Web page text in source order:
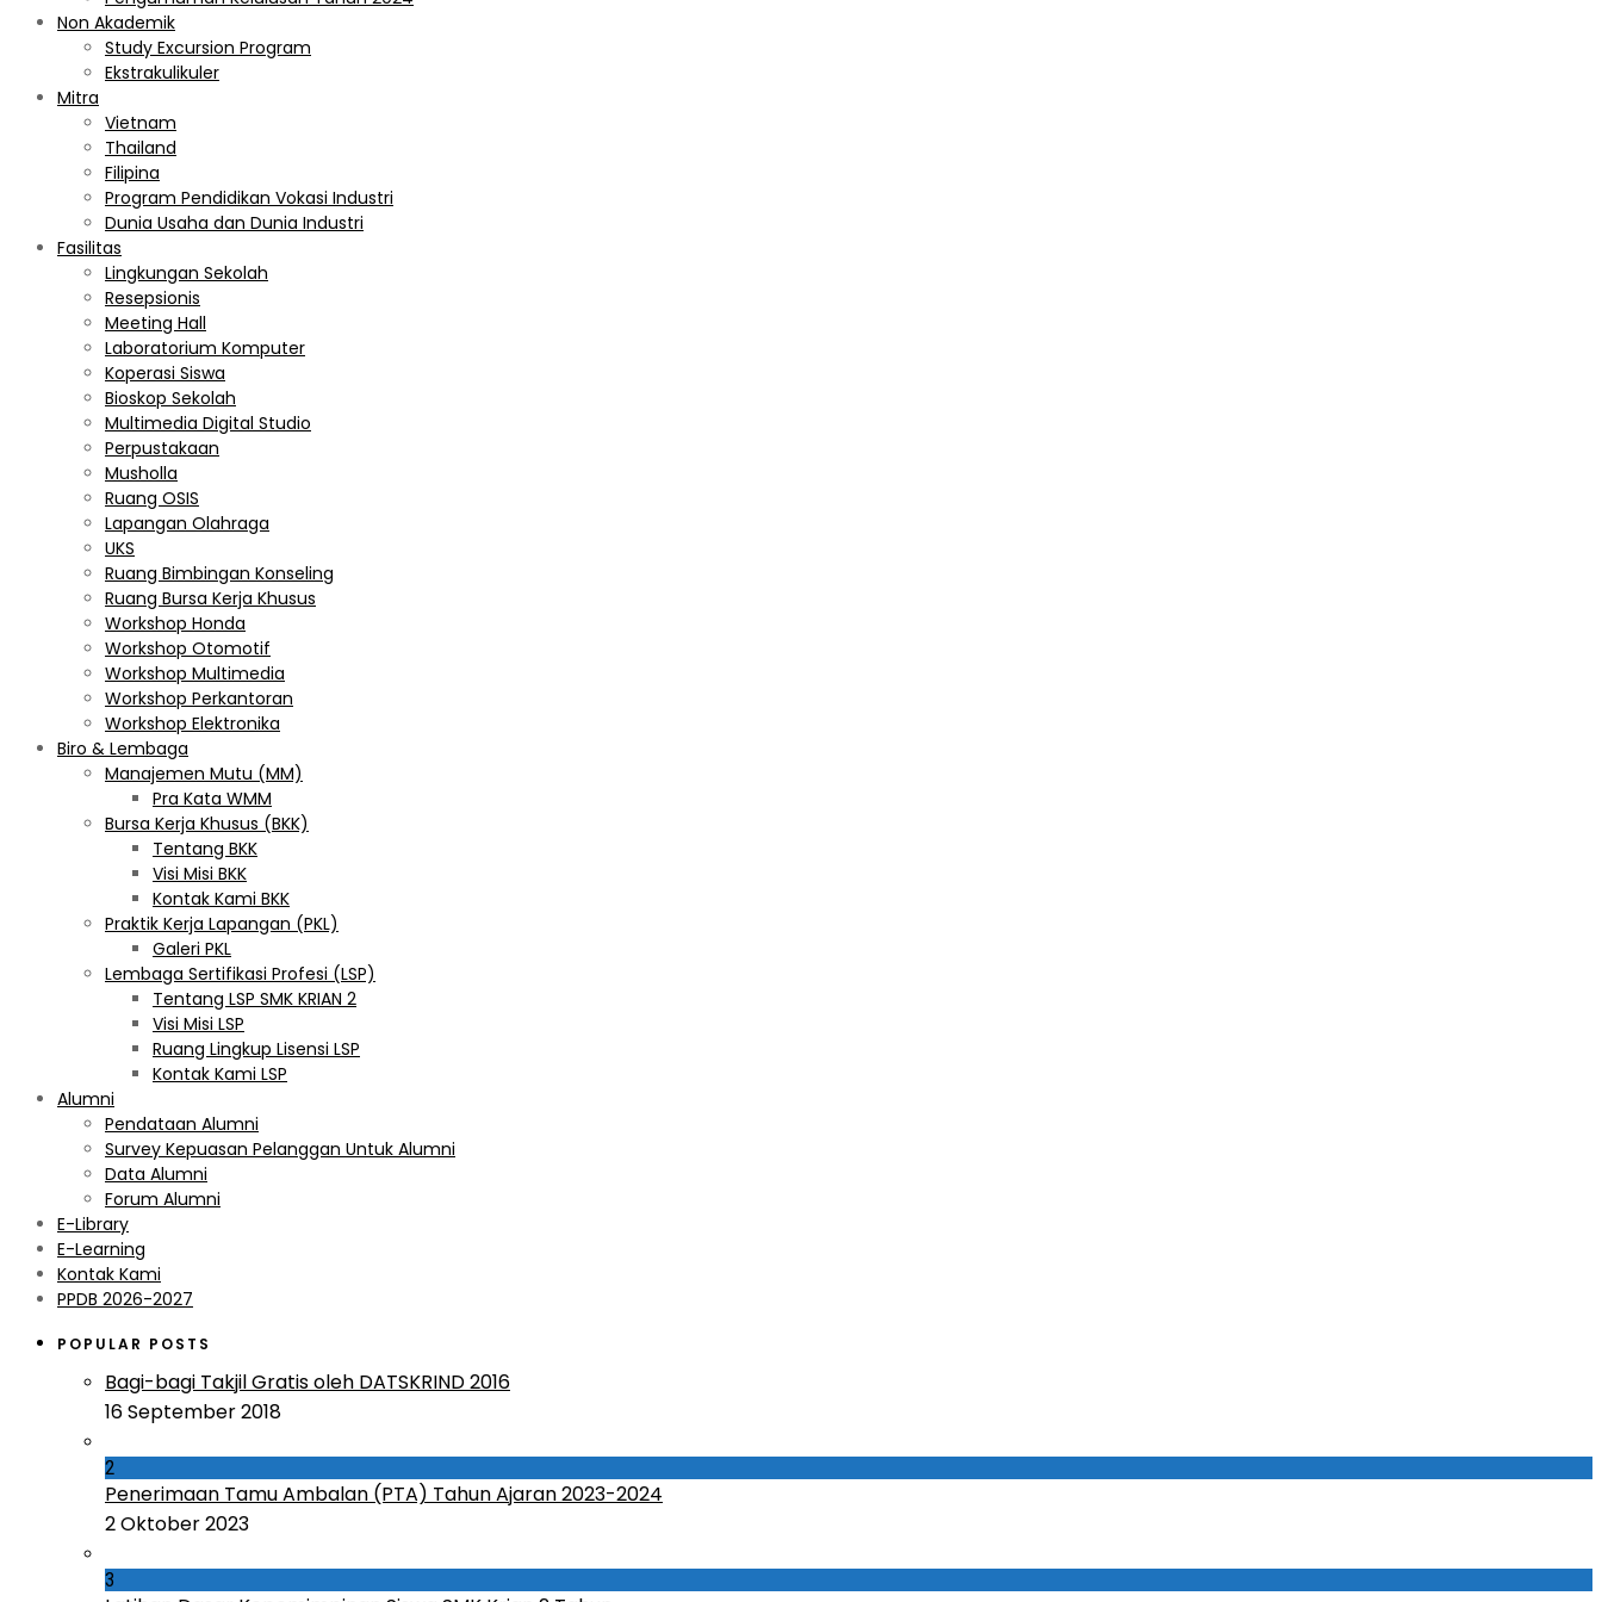
Non Akademik
Study Excursion Program
Ekstrakulikuler
Mitra
Vietnam
Thailand
Filipina
Program Pendidikan Vokasi Industri
Dunia Usaha dan Dunia Industri
Fasilitas
Lingkungan Sekolah
Resepsionis
Meeting Hall
Laboratorium Komputer
Koperasi Siswa
Bioskop Sekolah
Multimedia Digital Studio
Perpustakaan
Musholla
Ruang OSIS
Lapangan Olahraga
UKS
Ruang Bimbingan Konseling
Ruang Bursa Kerja Khusus
Workshop Honda
Workshop Otomotif
Workshop Multimedia
Workshop Perkantoran
Workshop Elektronika
Biro & Lembaga
Manajemen Mutu (MM)
Pra Kata WMM
Bursa Kerja Khusus (BKK)
Tentang BKK
Visi Misi BKK
Kontak Kami BKK
Praktik Kerja Lapangan (PKL)
Galeri PKL
Lembaga Sertifikasi Profesi (LSP)
Tentang LSP SMK KRIAN 2
Visi Misi LSP
Ruang Lingkup Lisensi LSP
Kontak Kami LSP
Alumni
Pendataan Alumni
Survey Kepuasan Pelanggan Untuk Alumni
Data Alumni
Forum Alumni
E-Library
E-Learning
Kontak Kami
PPDB 2026-2027
POPULAR POSTS
Bagi-bagi Takjil Gratis oleh DATSKRIND 2016
16 September 2018
2
Penerimaan Tamu Ambalan (PTA) Tahun Ajaran 2023-2024
2 Oktober 2023
3